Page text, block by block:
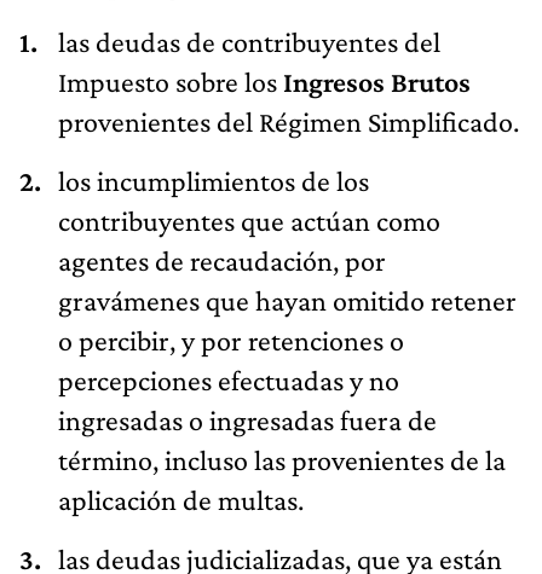
las deudas de contribuyentes del
Impuesto sobre los Ingresos Brutos
provenientes del Régimen Simplificado.
los incumplimientos de los
contribuyentes que actúan como
agentes de recaudación, por
gravámenes que hayan omitido retener
o percibir, y por retenciones o
percepciones efectuadas y no
ingresadas o ingresadas fuera de
término, incluso las provenientes de la
aplicación de multas.
las deudas judicializadas, que ya están